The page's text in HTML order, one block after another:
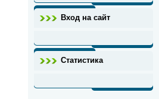
Вход на сайт
Статистика